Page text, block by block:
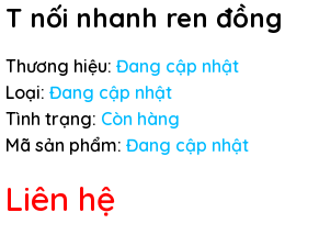
T nối nhanh ren đồng
Thương hiệu: Đang cập nhật
Loại: Đang cập nhật
Tình trạng: Còn hàng
Mã sản phẩm: Đang cập nhật
Liên hệ